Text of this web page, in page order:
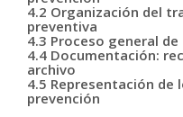
4.2 Organización del
preventiva
4.3 Proceso general
4.4 Documentación:
archivo
4.5 Representación de
prevención